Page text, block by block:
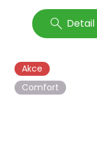
Detail
Akce
Comfort